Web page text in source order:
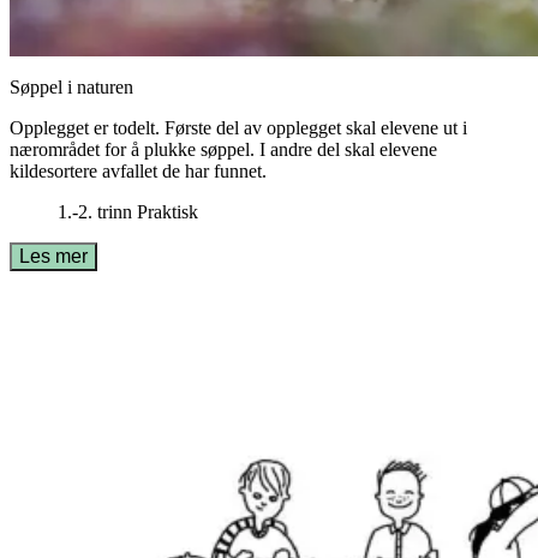
Søppel i naturen
Opplegget er todelt. Første del av opplegget skal elevene ut i
nærområdet for å plukke søppel. I andre del skal elevene
kildesortere avfallet de har funnet.
1.-2. trinn Praktisk
Les mer